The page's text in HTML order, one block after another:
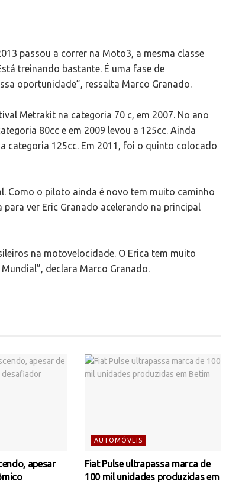
passou a correr na Moto3, a mesma classe
treinando bastante. É uma fase de
oportunidade”, ressalta Marco Granado.
Metrakit na categoria 70 c, em 2007. No ano
80cc e em 2009 levou a 125cc. Ainda
categoria 125cc. Em 2011, foi o quinto colocado
Como o piloto ainda é novo tem muito caminho
ver Eric Granado acelerando na principal
na motovelocidade. O Erica tem muito
declara Marco Granado.
apesar
AUTOMÓVEIS
Fiat Pulse ultrapassa marca de
100 mil unidades produzidas em